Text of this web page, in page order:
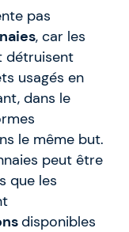
pas
, car les
détruisent
usagés en
dans le
le même but.
peut être
que les
disponibles